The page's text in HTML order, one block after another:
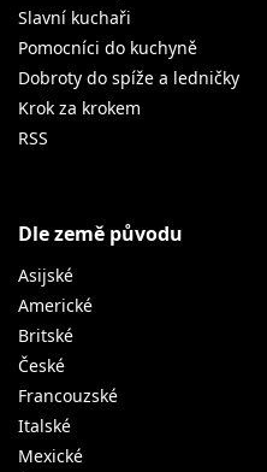
Slavní kuchaři
Pomocníci do kuchyně
Dobroty do spíže a ledničky
Krok za krokem
RSS
Dle země původu
Asijské
Americké
Britské
České
Francouzské
Italské
Mexické